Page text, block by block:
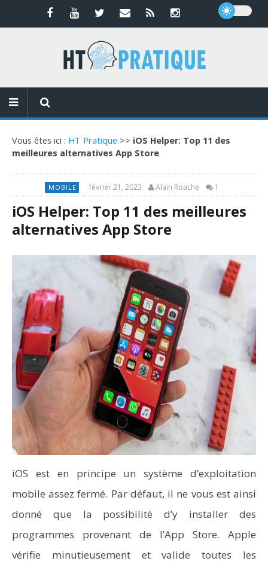
Vous êtes ici : HT Pratique >> iOS Helper: Top 11 des
meilleures alternatives App Store
MOBILE février 21, 2023 Alain Roache 1
iOS Helper: Top 11 des meilleures
alternatives App Store
iOS est en principe un système d’exploitation
mobile assez fermé. Par défaut, il ne vous est ainsi
donné que la possibilité d’y installer des
programmes provenant de l’App Store. Apple
vérifie minutieusement et valide toutes les